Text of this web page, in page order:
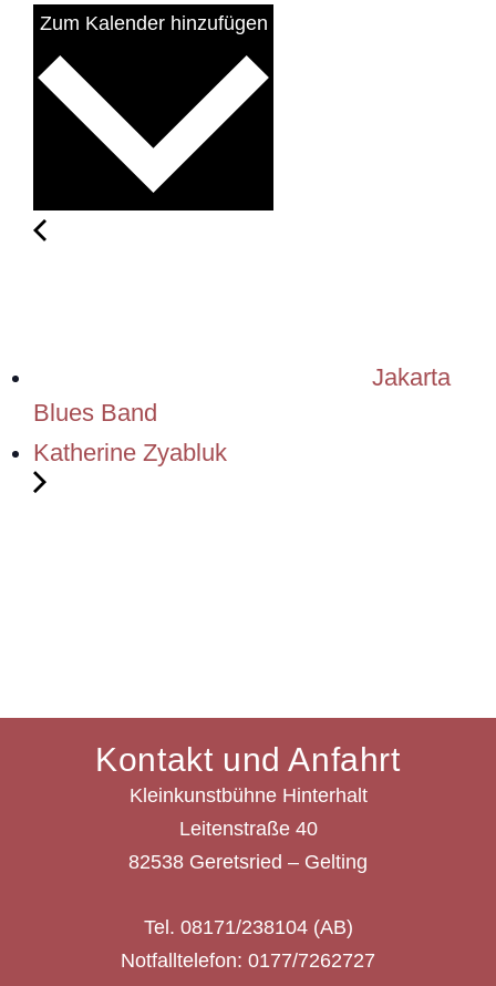
Jakarta
Blues Band
Katherine Zyabluk
Kontakt und Anfahrt
Kleinkunstbühne Hinterhalt
Leitenstraße 40
82538 Geretsried – Gelting
Tel. 08171/238104 (AB)
Notfalltelefon: 0177/7262727